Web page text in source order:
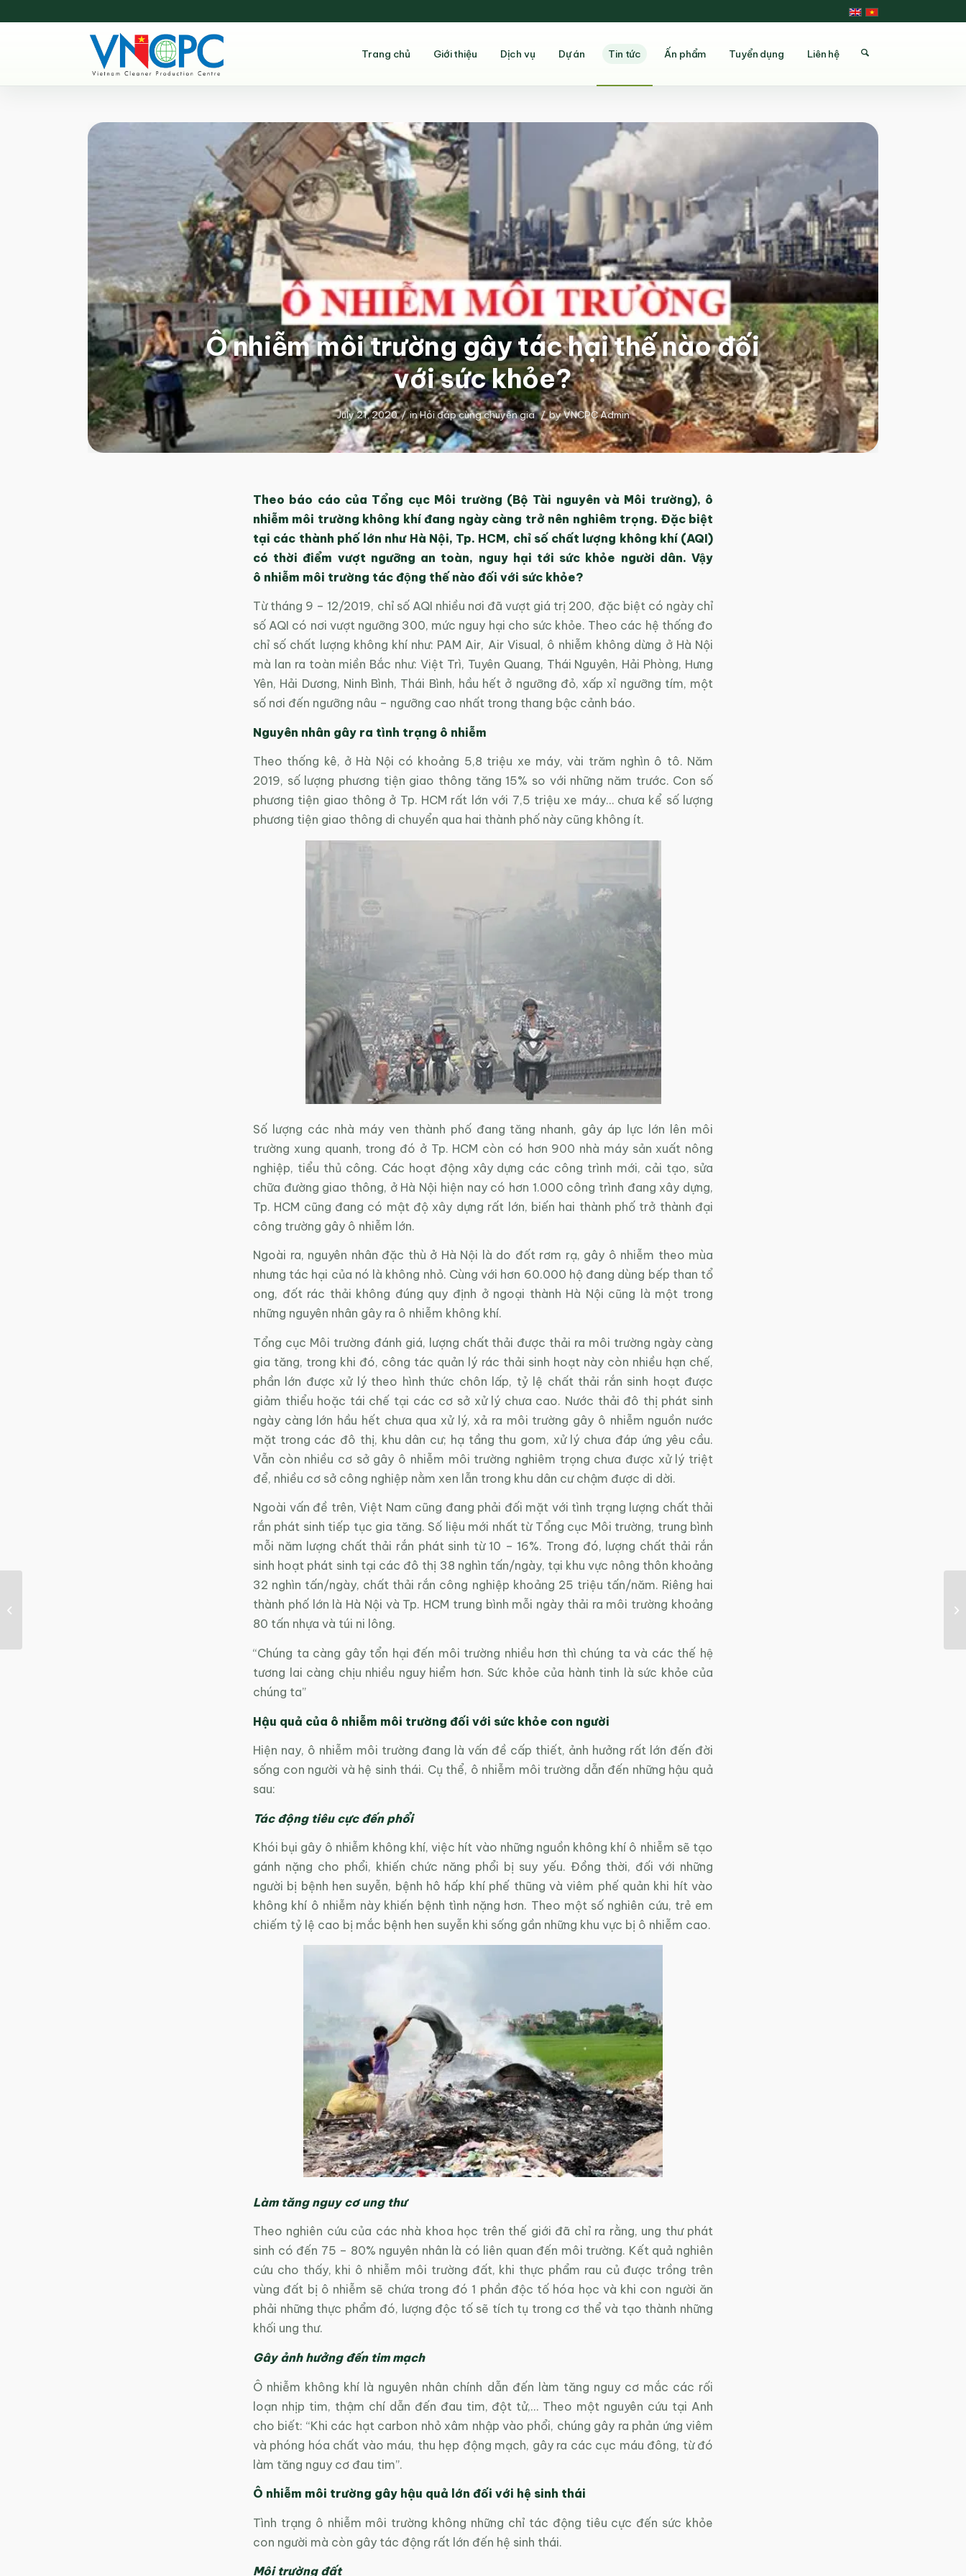
Trang chủ Giới thiệu Dịch vụ Dự án Tin tức Ấn phẩm Tuyển dụng Liên hệ
Ô nhiễm môi trường gây tác hại thế nào đối
với sức khỏe?
July 21, 2020 / inHỏi đáp cùng chuyên gia / byVNCPC Admin
Theo báo cáo của Tổng cục Môi trường (Bộ Tài nguyên và Môi trường), ô
nhiễm môi trường không khí đang ngày càng trở nên nghiêm trọng. Đặc biệt
tại các thành phố lớn như Hà Nội, Tp. HCM, chỉ số chất lượng không khí (AQI)
có thời điểm vượt ngưỡng an toàn, nguy hại tới sức khỏe người dân. Vậy
ô nhiễm môi trường tác động thế nào đối với sức khỏe?
Từ tháng 9 – 12/2019, chỉ số AQI nhiều nơi đã vượt giá trị 200, đặc biệt có ngày chỉ
số AQI có nơi vượt ngưỡng 300, mức nguy hại cho sức khỏe. Theo các hệ thống đo
chỉ số chất lượng không khí như: PAM Air, Air Visual, ô nhiễm không dừng ở Hà Nội
mà lan ra toàn miền Bắc như: Việt Trì, Tuyên Quang, Thái Nguyên, Hải Phòng, Hưng
Yên, Hải Dương, Ninh Bình, Thái Bình, hầu hết ở ngưỡng đỏ, xấp xỉ ngưỡng tím, một
số nơi đến ngưỡng nâu – ngưỡng cao nhất trong thang bậc cảnh báo.
Nguyên nhân gây ra tình trạng ô nhiễm
Theo thống kê, ở Hà Nội có khoảng 5,8 triệu xe máy, vài trăm nghìn ô tô. Năm
2019, số lượng phương tiện giao thông tăng 15% so với những năm trước. Con số
phương tiện giao thông ở Tp. HCM rất lớn với 7,5 triệu xe máy… chưa kể số lượng
phương tiện giao thông di chuyển qua hai thành phố này cũng không ít.
Số lượng các nhà máy ven thành phố đang tăng nhanh, gây áp lực lớn lên môi
trường xung quanh, trong đó ở Tp. HCM còn có hơn 900 nhà máy sản xuất nông
nghiệp, tiểu thủ công. Các hoạt động xây dựng các công trình mới, cải tạo, sửa
chữa đường giao thông, ở Hà Nội hiện nay có hơn 1.000 công trình đang xây dựng,
Tp. HCM cũng đang có mật độ xây dựng rất lớn, biến hai thành phố trở thành đại
công trường gây ô nhiễm lớn.
Ngoài ra, nguyên nhân đặc thù ở Hà Nội là do đốt rơm rạ, gây ô nhiễm theo mùa
nhưng tác hại của nó là không nhỏ. Cùng với hơn 60.000 hộ đang dùng bếp than tổ
ong, đốt rác thải không đúng quy định ở ngoại thành Hà Nội cũng là một trong
những nguyên nhân gây ra ô nhiễm không khí.
Tổng cục Môi trường đánh giá, lượng chất thải được thải ra môi trường ngày càng
gia tăng, trong khi đó, công tác quản lý rác thải sinh hoạt này còn nhiều hạn chế,
phần lớn được xử lý theo hình thức chôn lấp, tỷ lệ chất thải rắn sinh hoạt được
giảm thiểu hoặc tái chế tại các cơ sở xử lý chưa cao. Nước thải đô thị phát sinh
ngày càng lớn hầu hết chưa qua xử lý, xả ra môi trường gây ô nhiễm nguồn nước
mặt trong các đô thị, khu dân cư; hạ tầng thu gom, xử lý chưa đáp ứng yêu cầu.
Vẫn còn nhiều cơ sở gây ô nhiễm môi trường nghiêm trọng chưa được xử lý triệt
để, nhiều cơ sở công nghiệp nằm xen lẫn trong khu dân cư chậm được di dời.
Ngoài vấn đề trên, Việt Nam cũng đang phải đối mặt với tình trạng lượng chất thải
rắn phát sinh tiếp tục gia tăng. Số liệu mới nhất từ Tổng cục Môi trường, trung bình
mỗi năm lượng chất thải rắn phát sinh từ 10 – 16%. Trong đó, lượng chất thải rắn
sinh hoạt phát sinh tại các đô thị 38 nghìn tấn/ngày, tại khu vực nông thôn khoảng
32 nghìn tấn/ngày, chất thải rắn công nghiệp khoảng 25 triệu tấn/năm. Riêng hai
thành phố lớn là Hà Nội và Tp. HCM trung bình mỗi ngày thải ra môi trường khoảng
80 tấn nhựa và túi ni lông.
“Chúng ta càng gây tổn hại đến môi trường nhiều hơn thì chúng ta và các thế hệ
tương lai càng chịu nhiều nguy hiểm hơn. Sức khỏe của hành tinh là sức khỏe của
chúng ta”
Hậu quả của ô nhiễm môi trường đối với sức khỏe con người
Hiện nay, ô nhiễm môi trường đang là vấn đề cấp thiết, ảnh hưởng rất lớn đến đời
sống con người và hệ sinh thái. Cụ thể, ô nhiễm môi trường dẫn đến những hậu quả
sau:
Tác động tiêu cực đến phổi
Khói bụi gây ô nhiễm không khí, việc hít vào những nguồn không khí ô nhiễm sẽ tạo
gánh nặng cho phổi, khiến chức năng phổi bị suy yếu. Đồng thời, đối với những
người bị bệnh hen suyễn, bệnh hô hấp khí phế thũng và viêm phế quản khi hít vào
không khí ô nhiễm này khiến bệnh tình nặng hơn. Theo một số nghiên cứu, trẻ em
chiếm tỷ lệ cao bị mắc bệnh hen suyễn khi sống gần những khu vực bị ô nhiễm cao.
Làm tăng nguy cơ ung thư
Theo nghiên cứu của các nhà khoa học trên thế giới đã chỉ ra rằng, ung thư phát
sinh có đến 75 – 80% nguyên nhân là có liên quan đến môi trường. Kết quả nghiên
cứu cho thấy, khi ô nhiễm môi trường đất, khi thực phẩm rau củ được trồng trên
vùng đất bị ô nhiễm sẽ chứa trong đó 1 phần độc tố hóa học và khi con người ăn
phải những thực phẩm đó, lượng độc tố sẽ tích tụ trong cơ thể và tạo thành những
khối ung thư.
Gây ảnh hưởng đến tim mạch
Ô nhiễm không khí là nguyên nhân chính dẫn đến làm tăng nguy cơ mắc các rối
loạn nhịp tim, thậm chí dẫn đến đau tim, đột tử,… Theo một nguyên cứu tại Anh
cho biết: “Khi các hạt carbon nhỏ xâm nhập vào phổi, chúng gây ra phản ứng viêm
và phóng hóa chất vào máu, thu hẹp động mạch, gây ra các cục máu đông, từ đó
làm tăng nguy cơ đau tim”.
Ô nhiễm môi trường gây hậu quả lớn đối với hệ sinh thái
Tình trạng ô nhiễm môi trường không những chỉ tác động tiêu cực đến sức khỏe
con người mà còn gây tác động rất lớn đến hệ sinh thái.
Môi trường đất